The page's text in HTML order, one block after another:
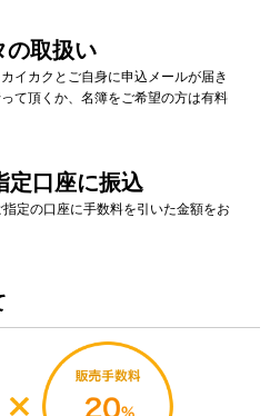
の取扱い
イカクとご自身に申込メールが届き
て頂くか、名簿をご希望の方は有料
定口座に振込
定の口座に手数料を引いた金額をお